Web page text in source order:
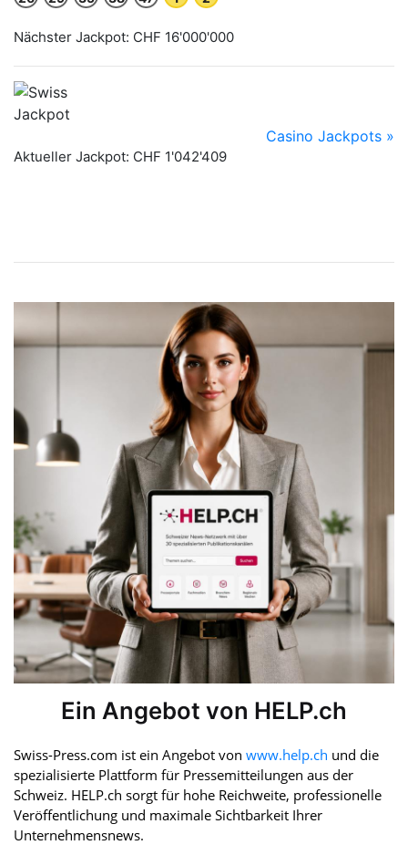
Ein Angebot von HELP.ch
Swiss-Press.com ist ein Angebot von www.help.ch und die
spezialisierte Plattform für Pressemitteilungen aus der
Schweiz. HELP.ch sorgt für hohe Reichweite, professionelle
Veröffentlichung und maximale Sichtbarkeit Ihrer
Unternehmensnews.